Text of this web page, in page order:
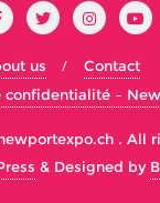
us
Contact
confidentialité –
. All
& Designed by